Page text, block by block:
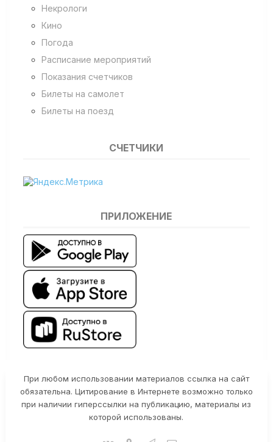
Некрологи
Кино
Погода
Расписание мероприятий
Показания счетчиков
Билеты на самолет
Билеты на поезд
СЧЕТЧИКИ
ПРИЛОЖЕНИЕ
При любом использовании материалов ссылка на сайт
обязательна. Цитирование в Интернете возможно только
при наличии гиперссылки на публикацию, материалы из
которой использованы.